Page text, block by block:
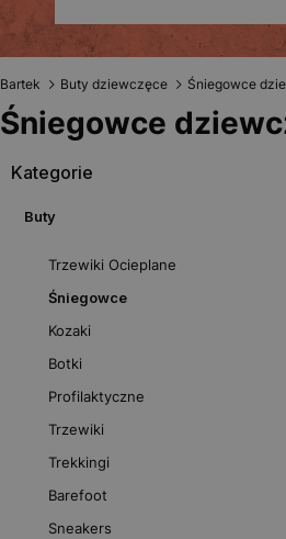
Bartek Buty dziewczęce Śniegowce
Śniegowce
Kategorie
Buty
Trzewiki Ocieplane
Śniegowce
Kozaki
Botki
Profilaktyczne
Trzewiki
Trekkingi
Barefoot
Sneakers